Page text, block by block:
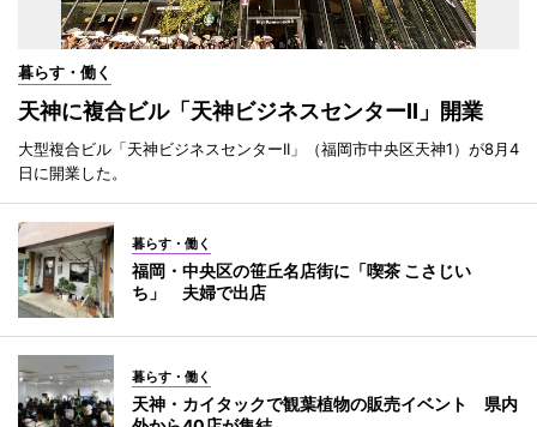
暮らす・働く
天神に複合ビル「天神ビジネスセンターII」開業
大型複合ビル「天神ビジネスセンターII」（福岡市中央区天神1）が8月4
日に開業した。
暮らす・働く
福岡・中央区の笹丘名店街に「喫茶 こさじい
ち」 夫婦で出店
暮らす・働く
天神・カイタックで観葉植物の販売イベント 県内